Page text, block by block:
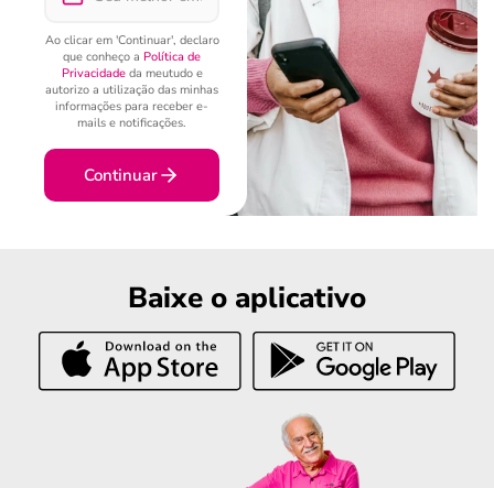
Ao clicar em 'Continuar', declaro
que conheço a Política de
Privacidadeda meutudo e
autorizo a utilização das minhas
informações para receber e-
mails e notificações.
Continuar
Baixe o aplicativo